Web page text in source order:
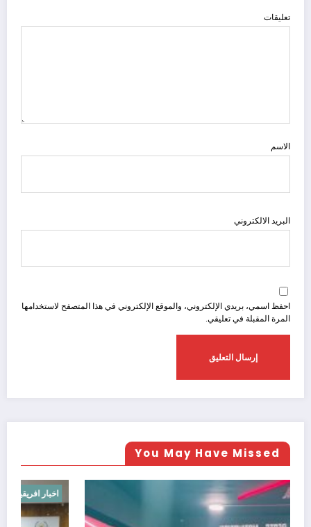
تعليقات
الاسم
البريد الالكتروني
احفظ اسمي، بريدي الإلكتروني، والموقع الإلكتروني في هذا المتصفح لاستخدامها
المرة المقبلة في تعليقي.
You May Have Missed
اخبار عالميه